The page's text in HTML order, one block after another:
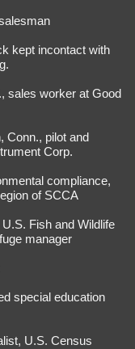
kept incontact with
sales worker at Good
Conn., pilot and
Corp.
compliance,
of SCCA
Fish and Wildlife
manager
special education
U.S. Census